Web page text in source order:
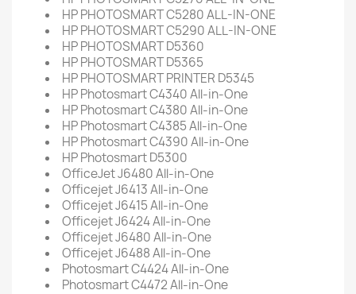
HP PHOTOSMART C5280 ALL-IN-ONE
HP PHOTOSMART C5290 ALL-IN-ONE
HP PHOTOSMART D5360
HP PHOTOSMART D5365
HP PHOTOSMART PRINTER D5345
HP Photosmart C4340 All-in-One
HP Photosmart C4380 All-in-One
HP Photosmart C4385 All-in-One
HP Photosmart C4390 All-in-One
HP Photosmart D5300
OfficeJet J6480 All-in-One
Officejet J6413 All-in-One
Officejet J6415 All-in-One
Officejet J6424 All-in-One
Officejet J6480 All-in-One
Officejet J6488 All-in-One
Photosmart C4424 All-in-One
Photosmart C4472 All-in-One